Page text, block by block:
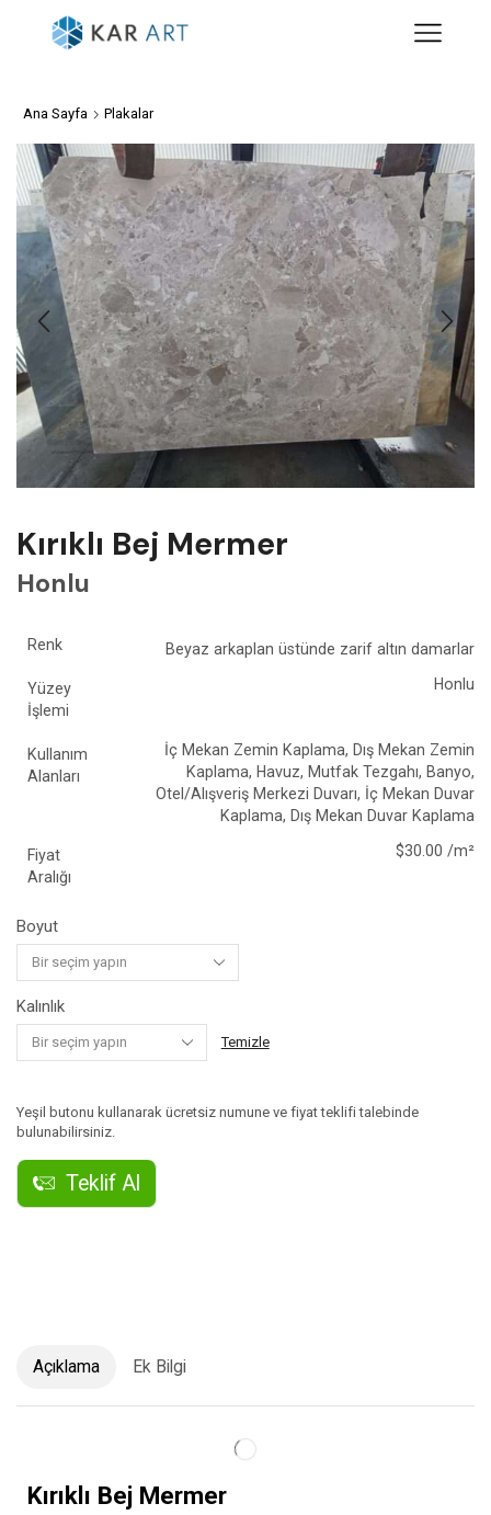
Ana Sayfa Plakalar
Kırıklı Bej Mermer
Honlu
Renk Beyaz arkaplan üstünde zarif altın damarlar
Yüzey
İşlemi
Honlu
Kullanım
Alanları
İç Mekan Zemin Kaplama, Dış Mekan Zemin
Kaplama, Havuz, Mutfak Tezgahı, Banyo,
Otel/Alışveriş Merkezi Duvarı, İç Mekan Duvar
Kaplama, Dış Mekan Duvar Kaplama
Fiyat
Aralığı
$30.00 /m²
Boyut
Kalınlık
Temizle
Yeşil butonu kullanarak ücretsiz numune ve fiyat teklifi talebinde
bulunabilirsiniz.
Teklif Al
Açıklama Ek Bilgi
Kırıklı Bej Mermer